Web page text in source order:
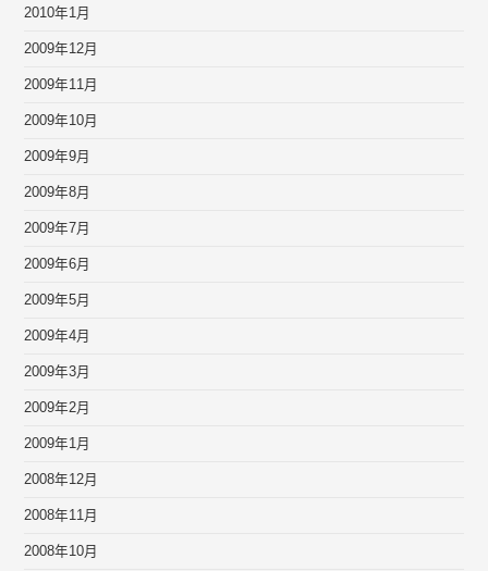
2010年1月
2009年12月
2009年11月
2009年10月
2009年9月
2009年8月
2009年7月
2009年6月
2009年5月
2009年4月
2009年3月
2009年2月
2009年1月
2008年12月
2008年11月
2008年10月